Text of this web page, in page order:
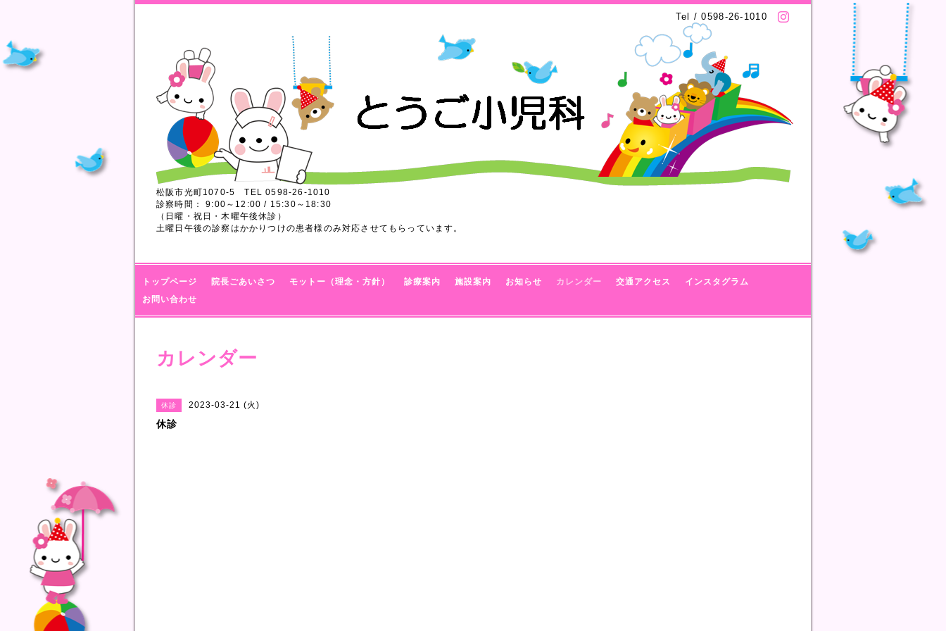
Tel / 0598-26-1010
松阪市光町1070-5 TEL 0598-26-1010
診察時間： 9:00～12:00 / 15:30～18:30
（日曜・祝日・木曜午後休診）
土曜日午後の診察はかかりつけの患者様のみ対応させてもらっています。
トップページ 院長ごあいさつ モットー（理念・方針） 診療案内 施設案内 お知らせ カレンダー 交通アクセス
インスタグラム
お問い合わせ
カレンダー
休診 2023-03-21 (火)
休診